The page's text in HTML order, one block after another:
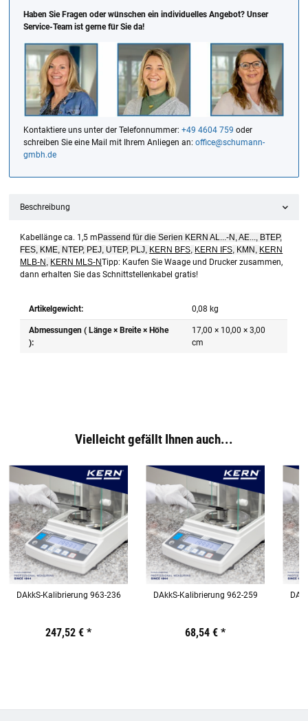
Haben Sie Fragen oder wünschen ein individuelles Angebot? Unser
Service-Team ist gerne für Sie da!
Kontaktiere uns unter der Telefonnummer: +49 4604 759 oder
schreiben Sie eine Mail mit Ihrem Anliegen an: office@schumann-
gmbh.de
Beschreibung
Kabellänge ca. 1,5 m Passend für die Serien KERN AL...-N, AE..., BTEP,
FES, KME, NTEP, PEJ, UTEP, PLJ, KERN BFS, KERN IFS, KMN, KERN
MLB-N , KERN MLS-NTipp: Kaufen Sie Waage und Drucker zusammen,
dann erhalten Sie das Schnittstellenkabel gratis!
Artikelgewicht: 0,08 kg
Abmessungen ( Länge × Breite × Höhe
):
17,00 × 10,00 × 3,00
cm
Vielleicht gefällt Ihnen auch...
DAkkS-Kalibrierung 963-236
19,44 €inkl. 19% USt.
247,52 € *
DAkkS-Kalibrierung 962-259
19,44 € inkl. 19% USt.
68,54 € *